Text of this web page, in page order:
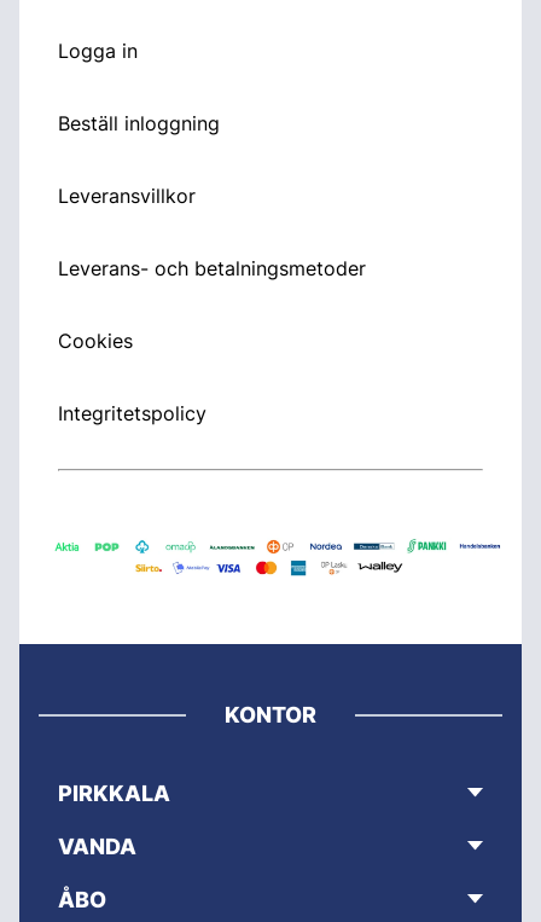
Logga in
Beställ inloggning
Leveransvillkor
Leverans- och betalningsmetoder
Cookies
Integritetspolicy
KONTOR
PIRKKALA
VANDA
ÅBO